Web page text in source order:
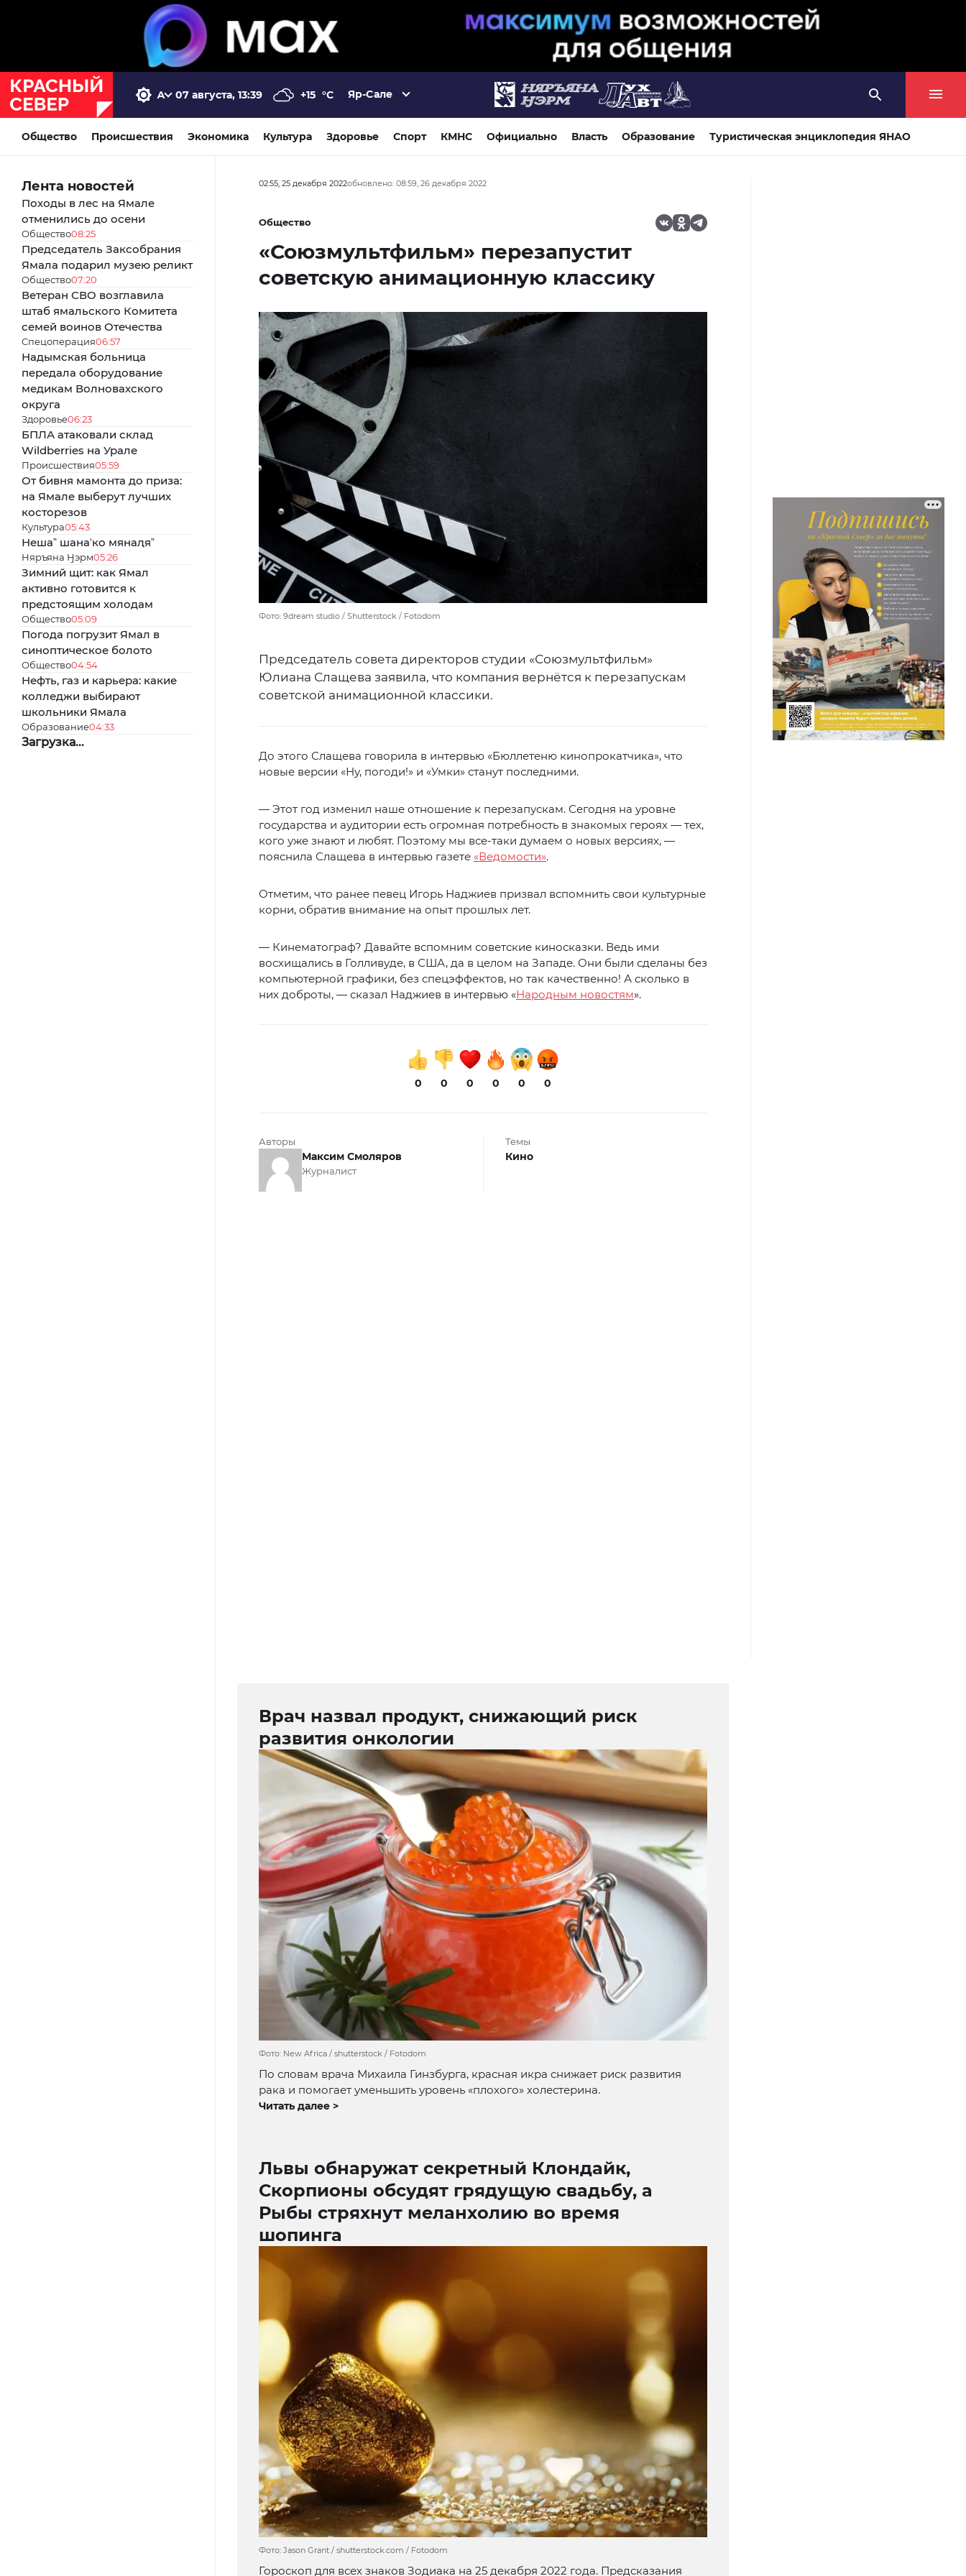
07 августа, 13:39 +15 °C Яр-Сале
Общество Происшествия Экономика Культура Здоровье Спорт КМНС Официально Власть Образование Туристическая энциклопедия ЯНАО
Лента новостей
Походы в лес на Ямале
отменились до осени
Общество08:25
Председатель Заксобрания
Ямала подарил музею реликт
Общество07:20
Ветеран СВО возглавила
штаб ямальского Комитета
семей воинов Отечества
Спецоперация06:57
Надымская больница
передала оборудование
медикам Волновахского
округа
Здоровье06:23
БПЛА атаковали склад
Wildberries на Урале
Происшествия05:59
От бивня мамонта до приза:
на Ямале выберут лучших
косторезов
Культура05:43
Нешаˮ шанаʼко мянаԯяˮ
Няръяна Ӈэрм05:26
Зимний щит: как Ямал
активно готовится к
предстоящим холодам
Общество05:09
Погода погрузит Ямал в
синоптическое болото
Общество04:54
Нефть, газ и карьера: какие
колледжи выбирают
школьники Ямала
Образование04:33
Загрузка...
02:55, 25 декабря 2022обновлено: 08:59, 26 декабря 2022
Общество
«Союзмультфильм» перезапустит
советскую анимационную классику
Фото: 9dream studio / Shutterstock / Fotodom
Председатель совета директоров студии «Союзмультфильм»
Юлиана Слащева заявила, что компания вернётся к перезапускам
советской анимационной классики.
До этого Слащева говорила в интервью «Бюллетеню кинопрокатчика», что
новые версии «Ну, погоди!» и «Умки» станут последними.
— Этот год изменил наше отношение к перезапускам. Сегодня на уровне
государства и аудитории есть огромная потребность в знакомых героях — тех,
кого уже знают и любят. Поэтому мы все-таки думаем о новых версиях, —
пояснила Слащева в интервью газете «Ведомости».
Отметим, что ранее певец Игорь Наджиев призвал вспомнить свои культурные
корни, обратив внимание на опыт прошлых лет.
— Кинематограф? Давайте вспомним советские киносказки. Ведь ими
восхищались в Голливуде, в США, да в целом на Западе. Они были сделаны без
компьютерной графики, без спецэффектов, но так качественно! А сколько в
них доброты, — сказал Наджиев в интервью «Народным новостям».
0 0 0 0 0 0
Авторы
Максим Смоляров
Журналист
Темы
Кино
Врач назвал продукт, снижающий риск
развития онкологии
Фото: New Africa / shutterstock / Fotodom
По словам врача Михаила Гинзбурга, красная икра снижает риск развития
рака и помогает уменьшить уровень «плохого» холестерина.
Читать далее >
Львы обнаружат секретный Клондайк,
Скорпионы обсудят грядущую свадьбу, а
Рыбы стряхнут меланхолию во время
шопинга
Фото: Jason Grant / shutterstock.com / Fotodom
Гороскоп для всех знаков Зодиака на 25 декабря 2022 года. Предсказания